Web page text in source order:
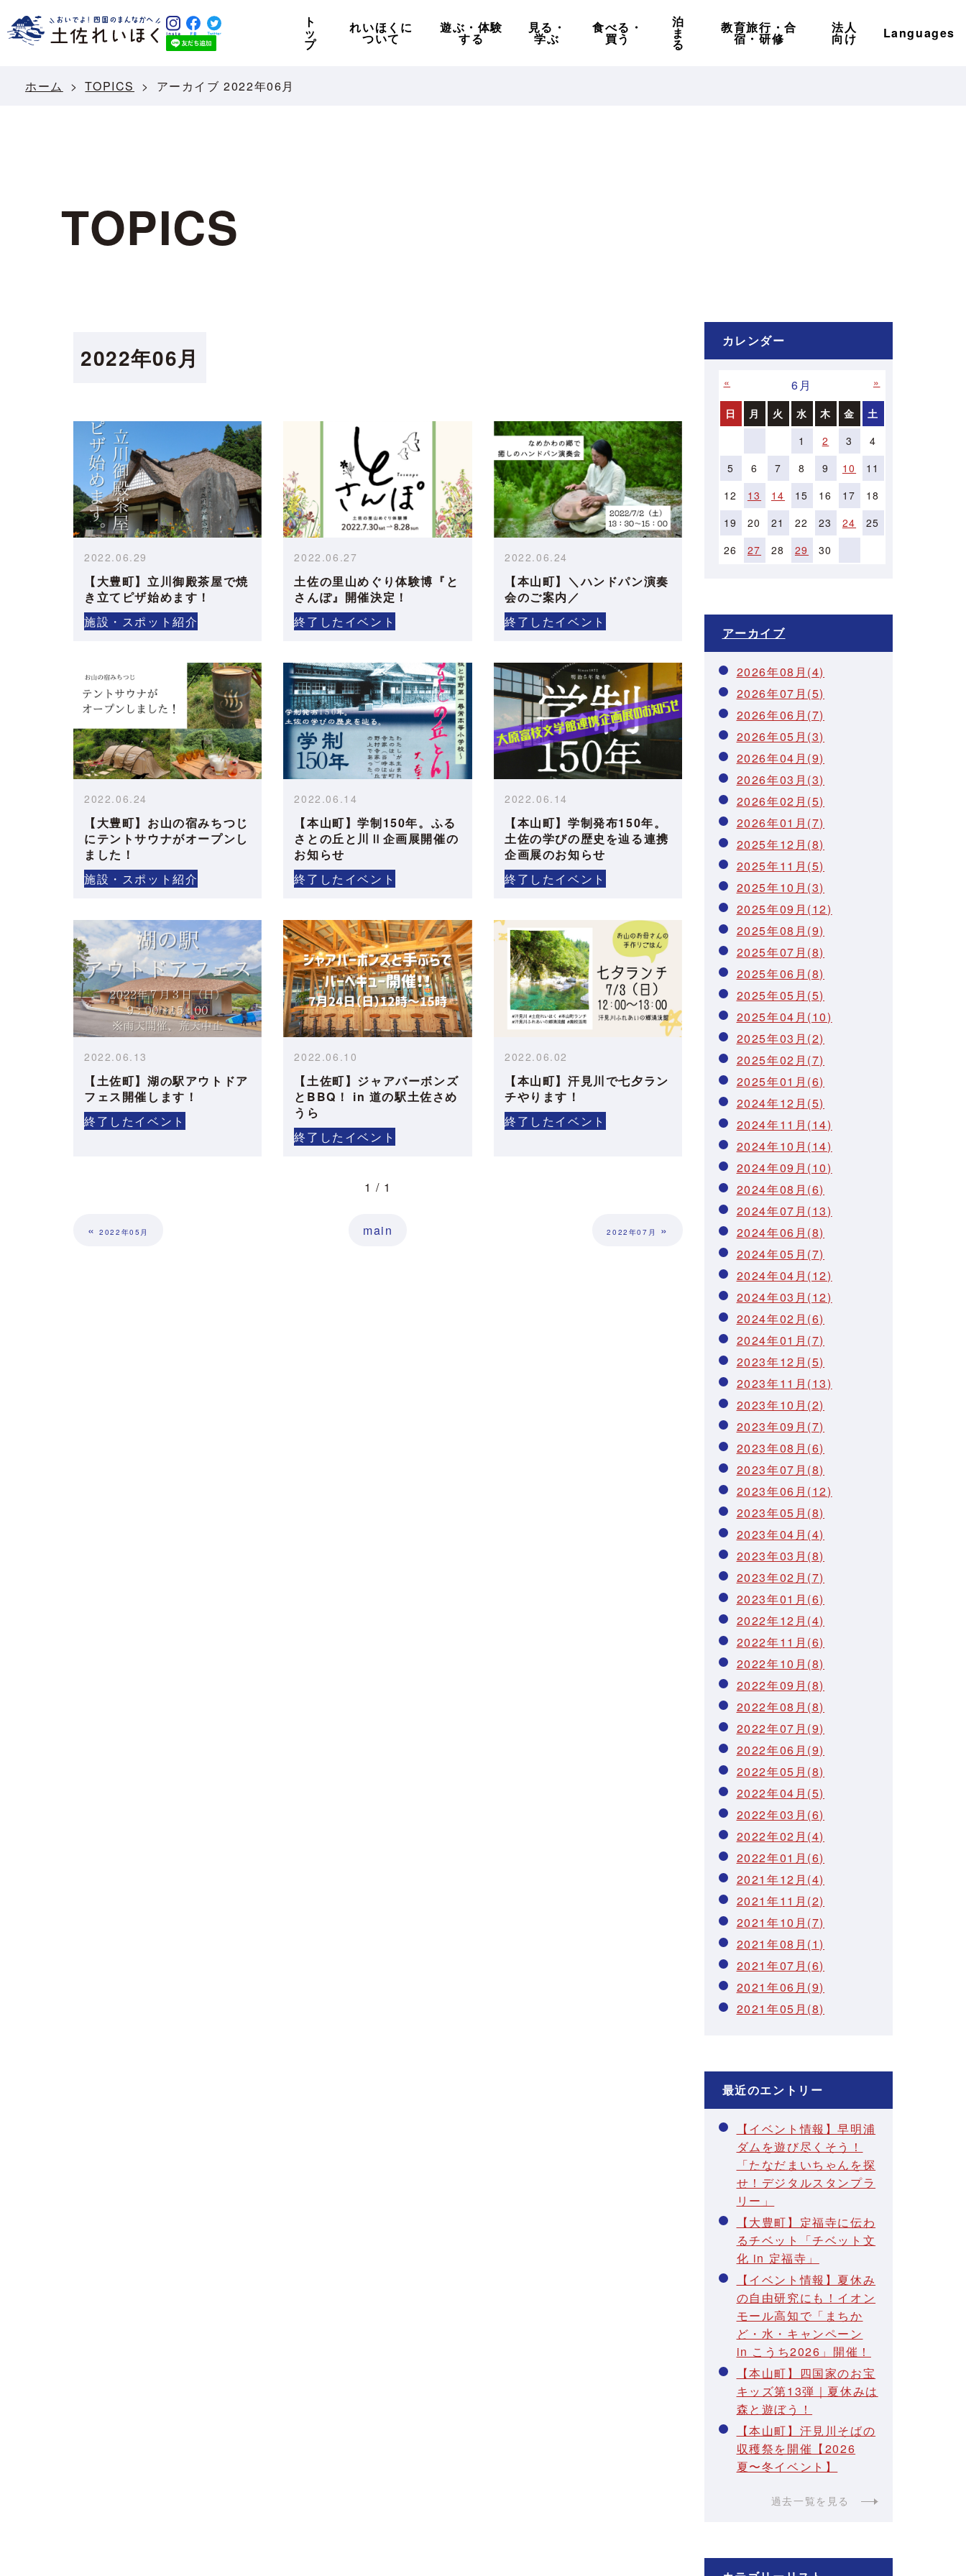
ト
ッ
プ
れいほくに
ついて
遊ぶ・体験
する
見る・
学ぶ
食べる・
買う
泊
ま
る
教育旅行・合
宿・研修
法人
向け Languages
ホーム TOPICS アーカイブ 2022年06月
TOPICS
2022年06月
【大豊町】立川御殿茶屋で焼
き立てピザ始めます！
2022.06.29
施設・スポット紹介
土佐の里山めぐり体験博『と
さんぽ』開催決定！
2022.06.27
終了したイベント
【本山町】＼ハンドパン演奏
会のご案内／
2022.06.24
終了したイベント
【大豊町】お山の宿みちつじ
にテントサウナがオープンし
ました！
2022.06.24
施設・スポット紹介
【本山町】学制150年。ふる
さとの丘と川Ⅱ企画展開催の
お知らせ
2022.06.14
終了したイベント
【本山町】学制発布150年。
土佐の学びの歴史を辿る連携
企画展のお知らせ
2022.06.14
終了したイベント
【土佐町】湖の駅アウトドア
フェス開催します！
2022.06.13
終了したイベント
【土佐町】ジャアバーボンズ
とBBQ！ in 道の駅土佐さめ
うら
2022.06.10
終了したイベント
【本山町】汗見川で七夕ラン
チやります！
2022.06.02
終了したイベント
1 / 1
«2022年05月 main 2022年07月 »
カレンダー
« 6月 »
日 月 火 水 木 金
土
1
2 3
4
5
6 7 8 9 10
11
12
13 14 15 16 17
18
19
20 21 22 23 24
25
26
27 28 29 30
アーカイブ
2026年08月(4)
2026年07月(5)
2026年06月(7)
2026年05月(3)
2026年04月(9)
2026年03月(3)
2026年02月(5)
2026年01月(7)
2025年12月(8)
2025年11月(5)
2025年10月(3)
2025年09月(12)
2025年08月(9)
2025年07月(8)
2025年06月(8)
2025年05月(5)
2025年04月(10)
2025年03月(2)
2025年02月(7)
2025年01月(6)
2024年12月(5)
2024年11月(14)
2024年10月(14)
2024年09月(10)
2024年08月(6)
2024年07月(13)
2024年06月(8)
2024年05月(7)
2024年04月(12)
2024年03月(12)
2024年02月(6)
2024年01月(7)
2023年12月(5)
2023年11月(13)
2023年10月(2)
2023年09月(7)
2023年08月(6)
2023年07月(8)
2023年06月(12)
2023年05月(8)
2023年04月(4)
2023年03月(8)
2023年02月(7)
2023年01月(6)
2022年12月(4)
2022年11月(6)
2022年10月(8)
2022年09月(8)
2022年08月(8)
2022年07月(9)
2022年06月(9)
2022年05月(8)
2022年04月(5)
2022年03月(6)
2022年02月(4)
2022年01月(6)
2021年12月(4)
2021年11月(2)
2021年10月(7)
2021年08月(1)
2021年07月(6)
2021年06月(9)
2021年05月(8)
最近のエントリー
【イベント情報】早明浦
ダムを遊び尽くそう！
「たなだまいちゃんを探
せ！デジタルスタンプラ
リー」
【大豊町】定福寺に伝わ
るチベット「チベット文
化 in 定福寺」
【イベント情報】夏休み
の自由研究にも！イオン
モール高知で「まちか
ど・水・キャンペーン
in こうち2026」開催！
【本山町】四国家のお宝
キッズ第13弾｜夏休みは
森と遊ぼう！
【本山町】汗見川そばの
収穫祭を開催【2026
夏〜冬イベント】
過去一覧を見る